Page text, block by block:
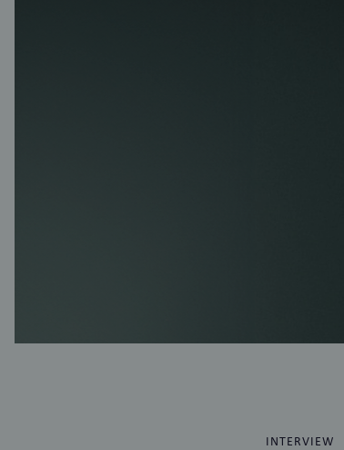
INTERVIEW